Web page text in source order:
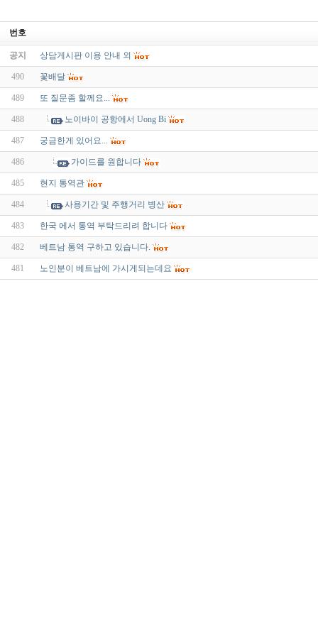
번호
공지 상담게시판 이용 안내 외
490 꽃배달
489 또 질문좀 할께요...
488 노이바이 공항에서 Uong Bi
487 궁금한게 있어요...
486 가이드를 원합니다
485 현지 통역관
484 사용기간 및 주행거리 병산
483 한국 에서 통역 부탁드리려 합니다
482 베트남 통역 구하고 있습니다.
481 노인분이 베트남에 가시게되는데요